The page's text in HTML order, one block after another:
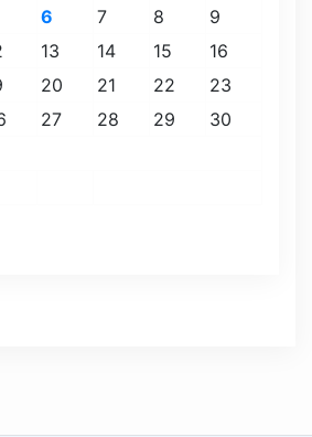
6 7 8
9
13 14 15
16
20 21 22
23
27 28 29
30